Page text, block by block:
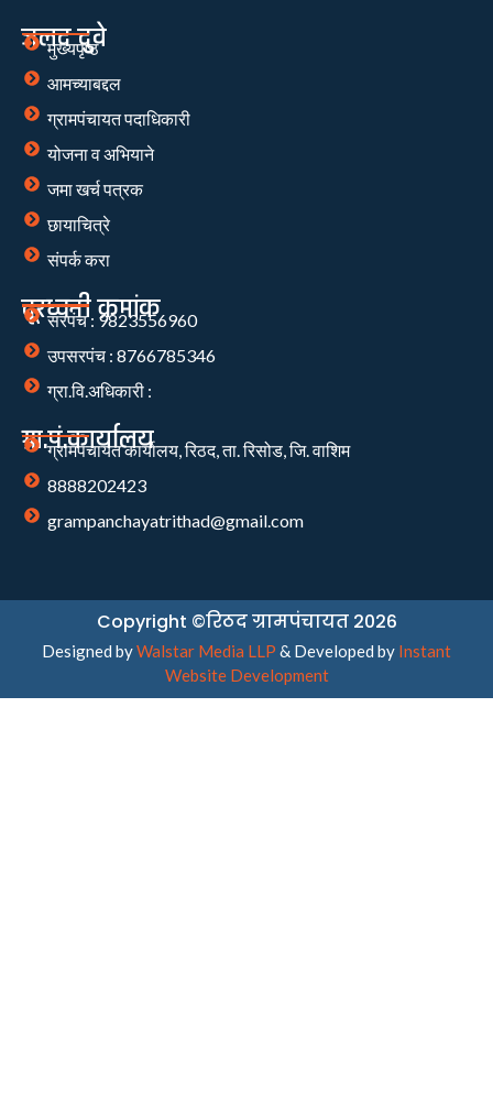
जलद दुवे
मुख्यपृष्ठ
आमच्याबद्दल
ग्रामपंचायत पदाधिकारी
योजना व अभियाने
जमा खर्च पत्रक
छायाचित्रे
संपर्क करा
दूरध्वनी क्रमांक
सरपंच : 9823556960
उपसरपंच : 8766785346
ग्रा.वि.अधिकारी :
ग्रा.पं.कार्यालय
ग्रामपंचायत कार्यालय, रिठद, ता. रिसोड, जि. वाशिम
8888202423
grampanchayatrithad@gmail.com
Copyright ©रिठद ग्रामपंचायत 2026
Designed byWalstar Media LLP & Developed by Instant
Website Development